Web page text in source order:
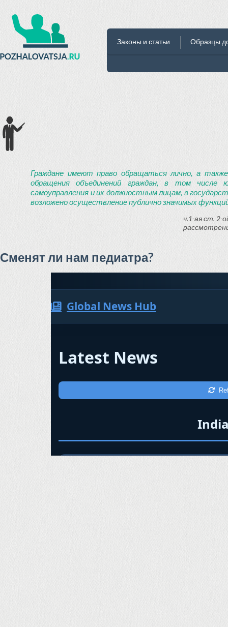
Законы и статьи Образцы
Граждане имеют право обращаться лично, а
обращения объединений граждан, в том числе
самоуправления и их должностным лицам, в
возложено осуществление публично значимых
ч.1-ая ст. 2-
Сменят ли нам педиатра?